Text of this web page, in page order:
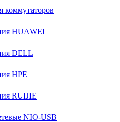
коммутаторов
HUAWEI
DELL
HPE
RUIJIE
NIO-USB